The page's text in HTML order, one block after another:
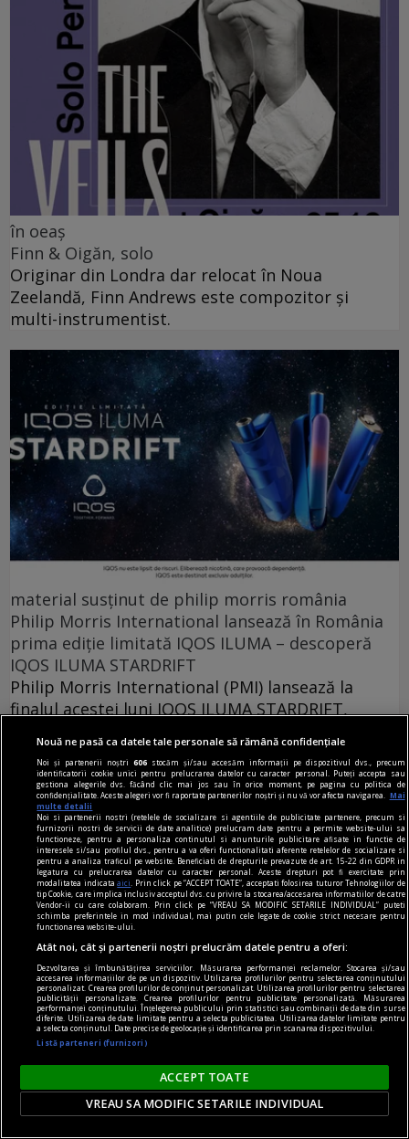
în oeaș
Finn & Oigăn, solo
Originar din Londra dar relocat în Noua
Zeelandă, Finn Andrews este compozitor și
multi-instrumentist.
material susținut de philip morris românia
Philip Morris International lansează în România
prima ediție limitată IQOS ILUMA – descoperă
IQOS ILUMA STARDRIFT
Philip Morris International (PMI) lansează la
finalul acestei luni IQOS ILUMA STARDRIFT,
din portofoliul său de alternative fără fum.
publicitate
Grand Hotel Europa sau adevărul minciunilor la
Cu atît mai puțin unul în vogă ca autoficțiunea,
explorat de nume mari ale ultimelor decenii
Nouă ne pasă ca datele tale personale să rămână confidențiale
Noi și partenerii noștri606 stocăm și/sau accesăm informații pe dispozitivul dvs., precum
identificatorii cookie unici pentru prelucrarea datelor cu caracter personal. Puteți accepta sau
gestiona alegerile dvs. făcând clic mai jos sau în orice moment, pe pagina cu politica de
confidențialitate. Aceste alegeri vor fi raportate partenerilor noștri și nu vă vor afecta navigarea.
Mai
multe detalii
Noi si partenerii nostri (retelele de socializare si agentiile de publicitate partenere, precum si
furnizorii nostri de servicii de date analitice) prelucram date pentru a permite website-ului sa
functioneze, pentru a personaliza continutul si anunturile publicitare afisate in functie de
interesele si/sau profilul dvs., pentru a va oferi functionalitati aferente retelelor de socializare si
pentru a analiza traficul pe website. Beneficiati de drepturile prevazute de art. 15-22 din GDPR in
legatura cu prelucrarea datelor cu caracter personal. Aceste drepturi pot fi exercitate prin
modalitatea indicataaici
. Prin click pe “ACCEPT TOATE”, acceptati folosirea tuturor Tehnologiilor de
tip Cookie, care implica inclusiv acceptul dvs. cu privire la stocarea/accesarea informatiilor de catre
Vendor-ii cu care colaboram. Prin click pe “VREAU SA MODIFIC SETARILE INDIVIDUAL” puteti
schimba preferintele in mod individual, mai putin cele legate de cookie strict necesare pentru
functionarea website-ului.
Atât noi, cât și partenerii noștri prelucrăm datele pentru a oferi:
Dezvoltarea și îmbunătățirea serviciilor. Măsurarea performanței reclamelor. Stocarea și/sau
accesarea informațiilor de pe un dispozitiv. Utilizarea profilurilor pentru selectarea conținutului
personalizat. Crearea profilurilor de conținut personalizat. Utilizarea profilurilor pentru selectarea
publicității personalizate. Crearea profilurilor pentru publicitate personalizată. Măsurarea
performanței conținutului. Înțelegerea publicului prin statistici sau combinații de date din surse
diferite. Utilizarea de date limitate pentru a selecta publicitatea. Utilizarea datelor limitate pentru
a selecta conținutul. Date precise de geolocație și identificarea prin scanarea dispozitivului.
Listă parteneri (furnizori)
ACCEPT TOATE
VREAU SA MODIFIC SETARILE INDIVIDUAL